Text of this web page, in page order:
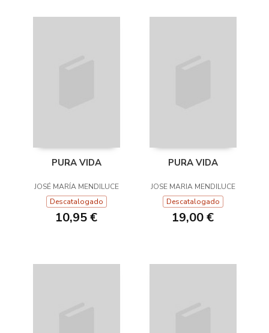
PURA VIDA
JOSÉ MARÍA MENDILUCE
Descatalogado
10,95 €
PURA VIDA
JOSE MARIA MENDILUCE
Descatalogado
19,00 €